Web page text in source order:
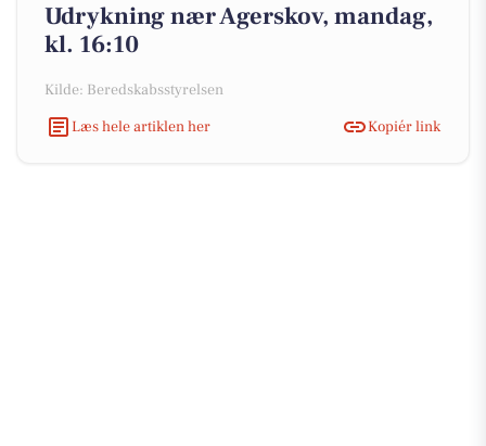
Udrykning nær Agerskov, mandag,
kl. 16:10
Kilde: Beredskabsstyrelsen
Læs hele artiklen her
Kopiér link